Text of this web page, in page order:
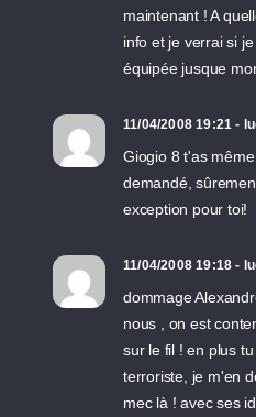
maintenant ! A
info et je verrai si
équipée jusque
11/04/2008 19:21 -
Giogio 8 t'as
demandé,
exception pour toi!
11/04/2008 19:18 -
dommage
nous , on est
sur le fil ! en plus
terroriste, je m'en
mec là ! avec ses